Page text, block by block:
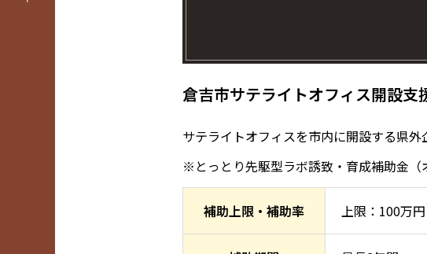
倉吉市サテライトオフィス開設支
サテライトオフィスを市内に開設する県外
※とっとり先駆型ラボ誘致・育成補助金
補助上限・補助率 上限：100万